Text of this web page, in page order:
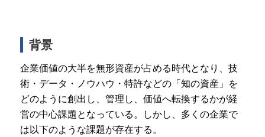
背景
企業価値の大半を無形資産が占める時代となり、技
術・データ・ノウハウ・特許などの「知の資産」を
どのように創出し、管理し、価値へ転換するかが経
営の中心課題となっている。しかし、多くの企業で
は以下のような課題が存在する。